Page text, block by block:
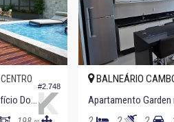
#2.748
CENTRO BALNEÁRIO